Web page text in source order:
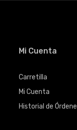
Mi Cuenta
Carretilla
Mi Cuenta
Historial de